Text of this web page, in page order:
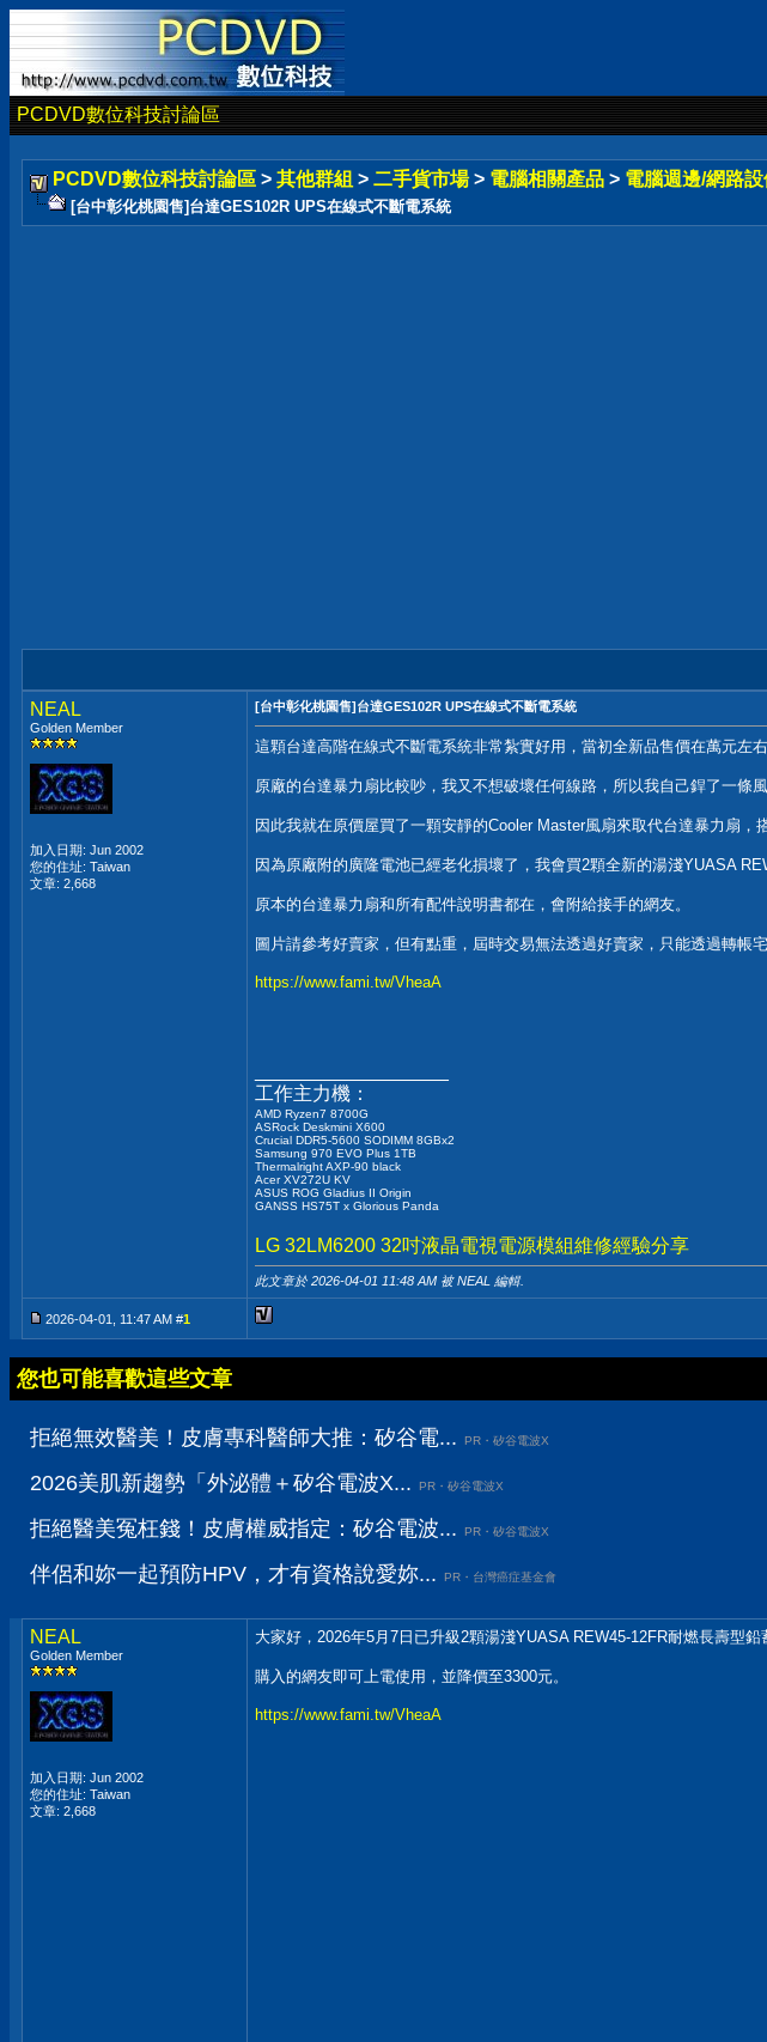
PCDVD數位科技討論區
PCDVD數位科技討論區 > 其他群組 > 二手貨市場 > 電腦相關產品 > 電腦週邊/網路設
[台中彰化桃園售]台達GES102R UPS在線式不斷電系統
NEAL
Golden Member
加入日期: Jun 2002
您的住址: Taiwan
文章: 2,668
[台中彰化桃園售]台達GES102R UPS在線式不斷電系統
這顆台達高階在線式不斷電系統非常紮實好用，當初全新品售價在萬元左
原廠的台達暴力扇比較吵，我又不想破壞任何線路，所以我自己銲了一條
因此我就在原價屋買了一顆安靜的Cooler Master風扇來取代台達暴力扇，
因為原廠附的廣隆電池已經老化損壞了，我會買2顆全新的湯淺YUASA
原本的台達暴力扇和所有配件說明書都在，會附給接手的網友。
圖片請參考好賣家，但有點重，屆時交易無法透過好賣家，只能透過轉帳
https://www.fami.tw/VheaA
工作主力機：
AMD Ryzen7 8700G
ASRock Deskmini X600
Crucial DDR5-5600 SODIMM 8GBx2
Samsung 970 EVO Plus 1TB
Thermalright AXP-90 black
Acer XV272U KV
ASUS ROG Gladius II Origin
GANSS HS75T x Glorious Panda
LG 32LM6200 32吋液晶電視電源模組維修經驗分享
此文章於 2026-04-01 11:48 AM 被 NEAL 編輯.
2026-04-01, 11:47 AM #1
您也可能喜歡這些文章
拒絕無效醫美！皮膚專科醫師大推：矽谷電... PR・矽谷電波X
2026美肌新趨勢「外泌體＋矽谷電波X... PR・矽谷電波X
拒絕醫美冤枉錢！皮膚權威指定：矽谷電波... PR・矽谷電波X
伴侶和妳一起預防HPV，才有資格說愛妳... PR・台灣癌症基金會
NEAL
Golden Member
加入日期: Jun 2002
您的住址: Taiwan
文章: 2,668
大家好，2026年5月7日已升級2顆湯淺YUASA REW45-12FR耐燃長壽型鉛
購入的網友即可上電使用，並降價至3300元。
https://www.fami.tw/VheaA